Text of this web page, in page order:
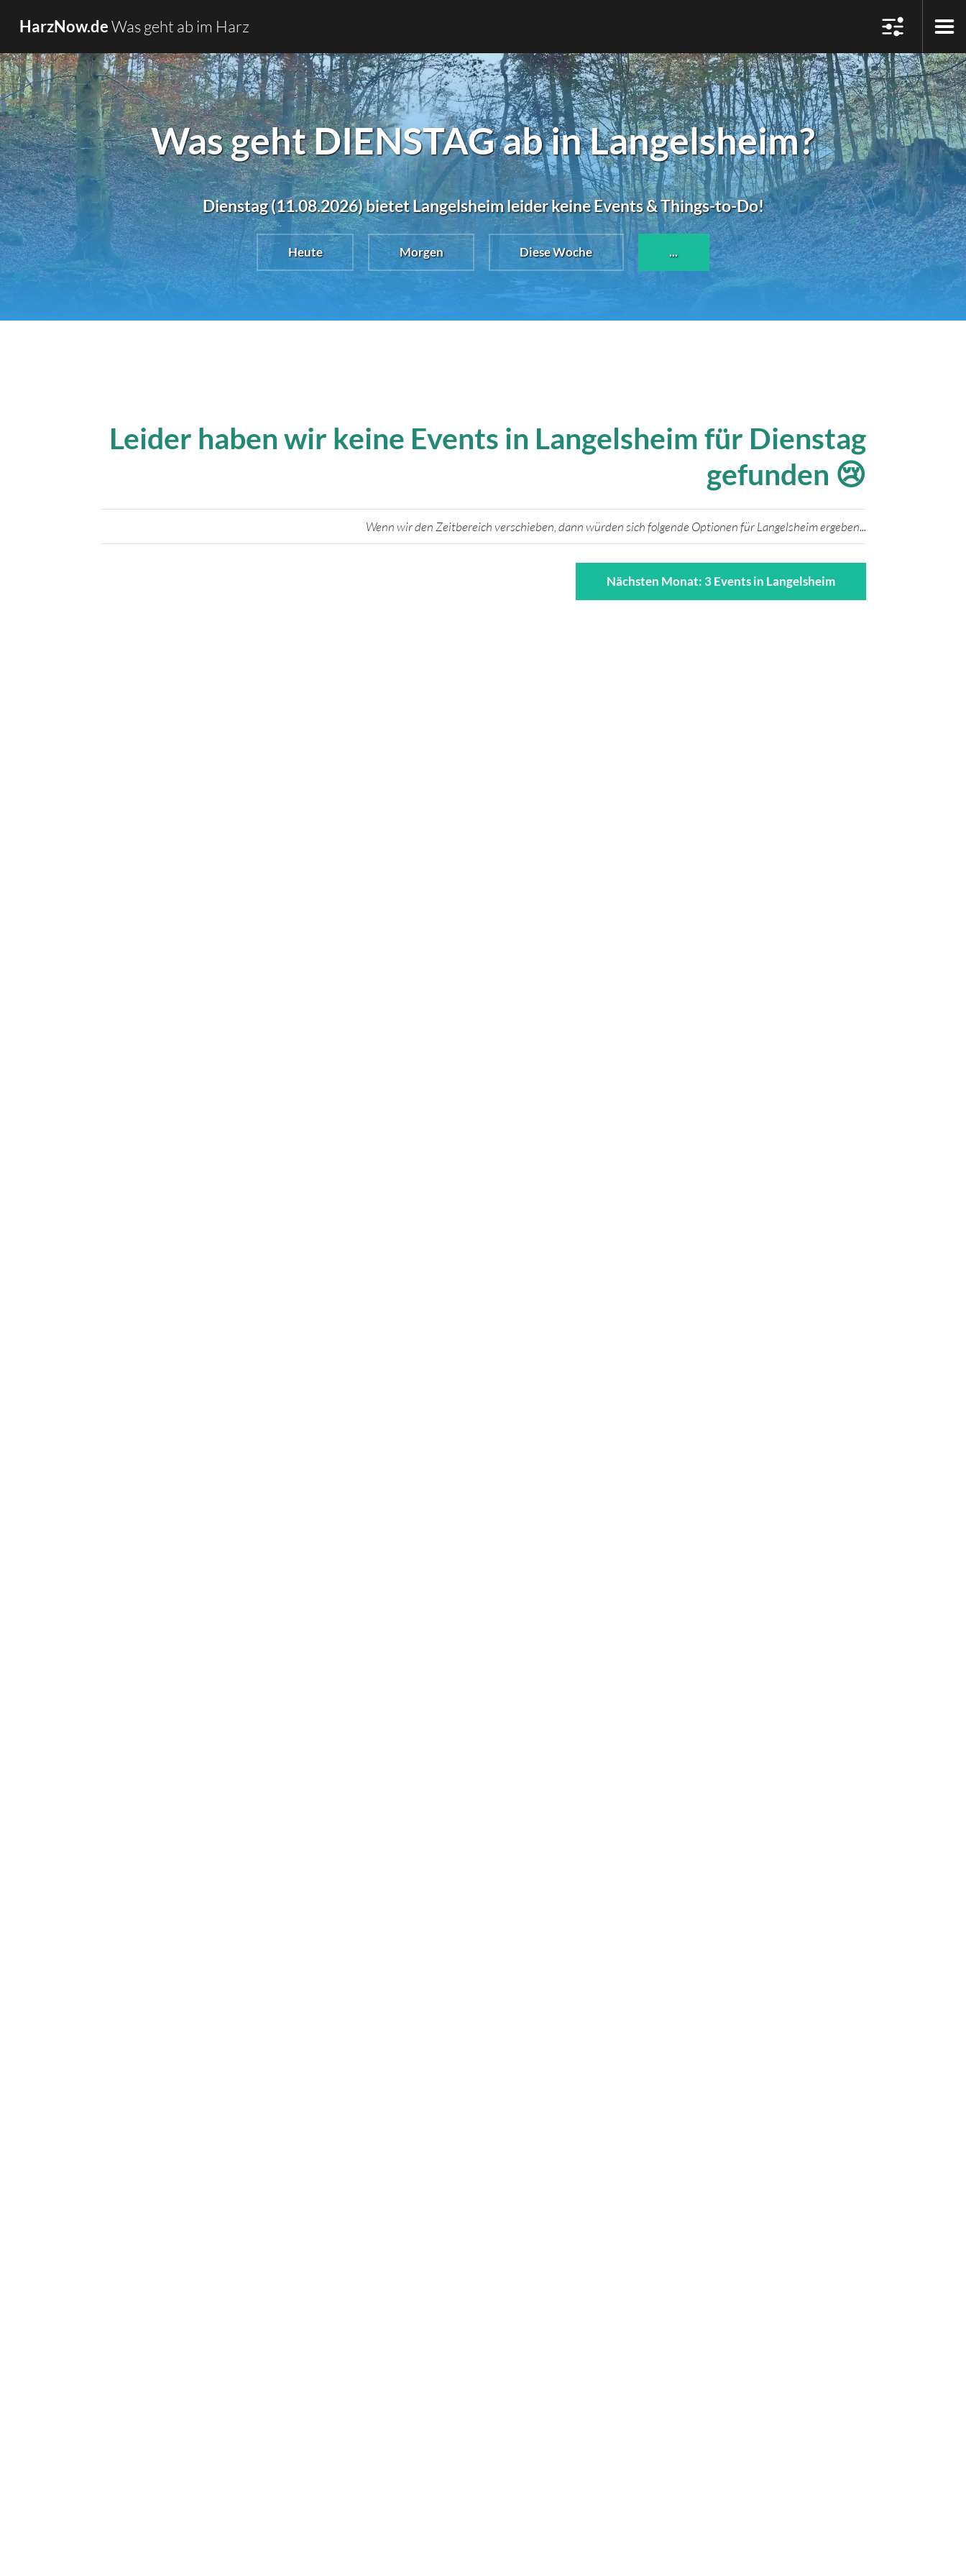
HarzNow.deWas geht ab im Harz
Was geht DIENSTAG ab in Langelsheim?
Dienstag (11.08.2026) bietet Langelsheim leider keine Events & Things-to-Do!
Heute Morgen Diese Woche ...
Leider haben wir keine Events in Langelsheim für Dienstag
gefunden 😢
Wenn wir den Zeitbereich verschieben, dann würden sich folgende Optionen für Langelsheim ergeben...
Nächsten Monat: 3 Events in Langelsheim